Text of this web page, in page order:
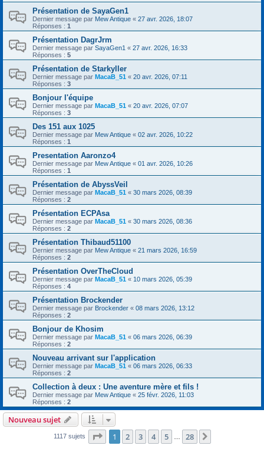
Présentation de SayaGen1
Dernier message par Mew Antique « 27 avr. 2026, 18:07
Réponses : 1
Présentation DagrJrm
Dernier message par SayaGen1 « 27 avr. 2026, 16:33
Réponses : 5
Présentation de Starkyller
Dernier message par MacaB_51 « 20 avr. 2026, 07:11
Réponses : 3
Bonjour l'équipe
Dernier message par MacaB_51 « 20 avr. 2026, 07:07
Réponses : 3
Des 151 aux 1025
Dernier message par Mew Antique « 02 avr. 2026, 10:22
Réponses : 1
Presentation Aaronzo4
Dernier message par Mew Antique « 01 avr. 2026, 10:26
Réponses : 1
Présentation de AbyssVeil
Dernier message par MacaB_51 « 30 mars 2026, 08:39
Réponses : 2
Présentation ECPAsa
Dernier message par MacaB_51 « 30 mars 2026, 08:36
Réponses : 2
Présentation Thibaud51100
Dernier message par Mew Antique « 21 mars 2026, 16:59
Réponses : 2
Présentation OverTheCloud
Dernier message par MacaB_51 « 10 mars 2026, 05:39
Réponses : 4
Présentation Brockender
Dernier message par Brockender « 08 mars 2026, 13:12
Réponses : 2
Bonjour de Khosim
Dernier message par MacaB_51 « 06 mars 2026, 06:39
Réponses : 2
Nouveau arrivant sur l'application
Dernier message par MacaB_51 « 06 mars 2026, 06:33
Réponses : 2
Collection à deux : Une aventure mère et fils !
Dernier message par Mew Antique « 25 févr. 2026, 11:03
Réponses : 2
Nouveau sujet
1117 sujets Page 1sur28
1 2 3 4 5 28